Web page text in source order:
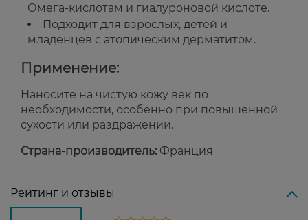
Омега-кислотам и гиалуроновой кислоте.
Подходит для взрослых, детей и
младенцев с атопическим дерматитом.
Применение:
Наносите на чистую кожу век по
необходимости, особенно при повышенной
сухости или раздражении.
Страна-производитель: Франция
Рейтинг и отзывы